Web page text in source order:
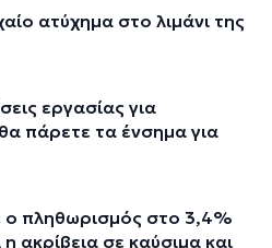
ατύχημα στο λιμάνι της
εργασίας για
πάρετε τα ένσημα για
πληθωρισμός στο 3,4%
η ακρίβεια σε καύσιμα και